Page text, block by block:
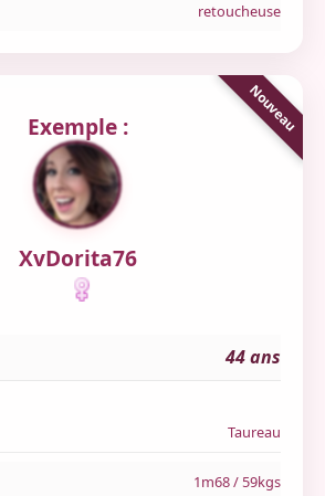
retoucheuse
Exemple :
XvDorita76
44 ans
Taureau
1m68 / 59kgs